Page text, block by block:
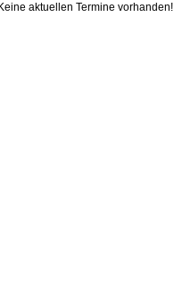
Keine aktuellen Termine vorhanden!